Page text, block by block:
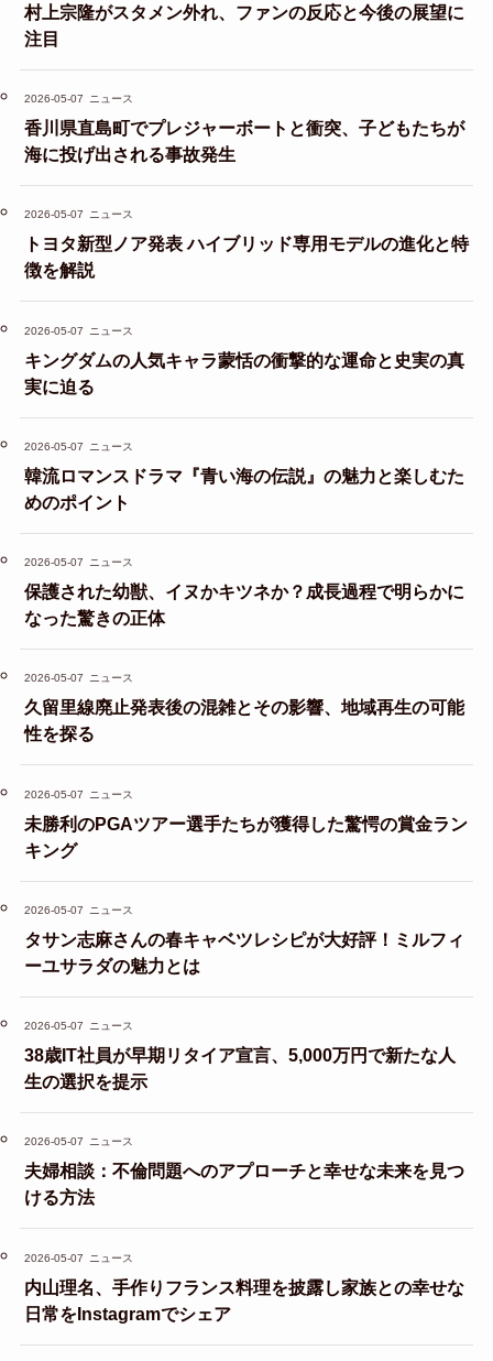
村上宗隆がスタメン外れ、ファンの反応と今後の展望に
注目
2026-05-07 ニュース
香川県直島町でプレジャーボートと衝突、子どもたちが
海に投げ出される事故発生
2026-05-07 ニュース
トヨタ新型ノア発表 ハイブリッド専用モデルの進化と特
徴を解説
2026-05-07 ニュース
キングダムの人気キャラ蒙恬の衝撃的な運命と史実の真
実に迫る
2026-05-07 ニュース
韓流ロマンスドラマ『青い海の伝説』の魅力と楽しむた
めのポイント
2026-05-07 ニュース
保護された幼獣、イヌかキツネか？成長過程で明らかに
なった驚きの正体
2026-05-07 ニュース
久留里線廃止発表後の混雑とその影響、地域再生の可能
性を探る
2026-05-07 ニュース
未勝利のPGAツアー選手たちが獲得した驚愕の賞金ラン
キング
2026-05-07 ニュース
タサン志麻さんの春キャベツレシピが大好評！ミルフィ
ーユサラダの魅力とは
2026-05-07 ニュース
38歳IT社員が早期リタイア宣言、5,000万円で新たな人
生の選択を提示
2026-05-07 ニュース
夫婦相談：不倫問題へのアプローチと幸せな未来を見つ
ける方法
2026-05-07 ニュース
内山理名、手作りフランス料理を披露し家族との幸せな
日常をInstagramでシェア